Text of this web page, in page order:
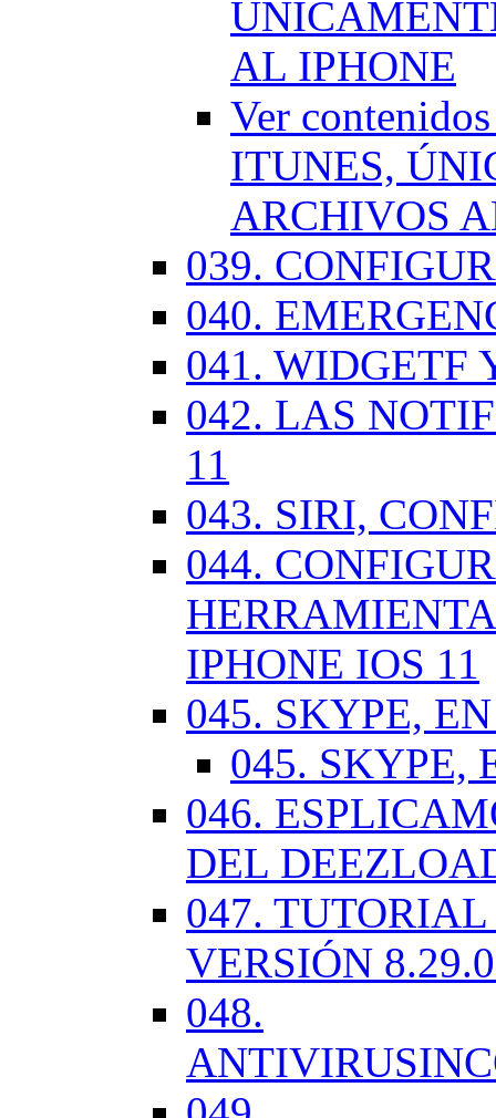
AL IPHONE
Ver
ITUNES,
ARCHIVOS
039.
040.
041. WIDGETF
042. LAS
11
043. SIRI,
044.
IPHONE IOS 11
045. SKYPE,
045. SKYPE,
046.
DEL
047.
VERSIÓN
048.